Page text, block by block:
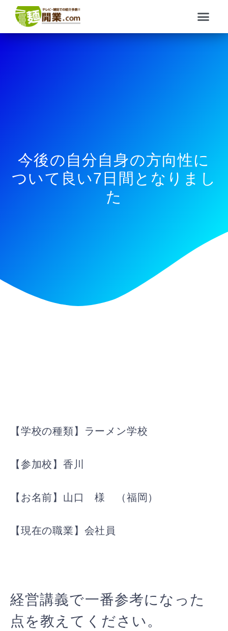
メ
ニ
ュ
今後の自分自身の方向性に
ついて良い7日間となりまし
た
【学校の種類】ラーメン学校
【参加校】香川
【お名前】山口 様 （福岡）
【現在の職業】会社員
経営講義で一番参考になった
点を教えてください。